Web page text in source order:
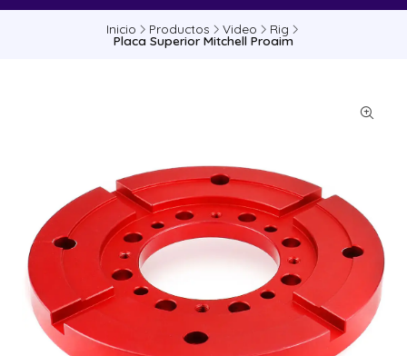
Inicio Productos Video Rig
Placa Superior Mitchell Proaim